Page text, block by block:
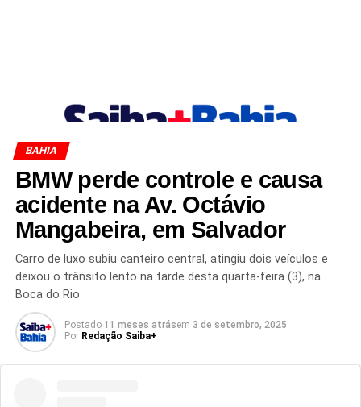
BAHIA
BMW perde controle e causa
acidente na Av. Octávio
Mangabeira, em Salvador
Carro de luxo subiu canteiro central, atingiu dois veículos e
deixou o trânsito lento na tarde desta quarta-feira (3), na
Boca do Rio
Postado 11 meses atrásem 3 de setembro, 2025
Por Redação Saiba+